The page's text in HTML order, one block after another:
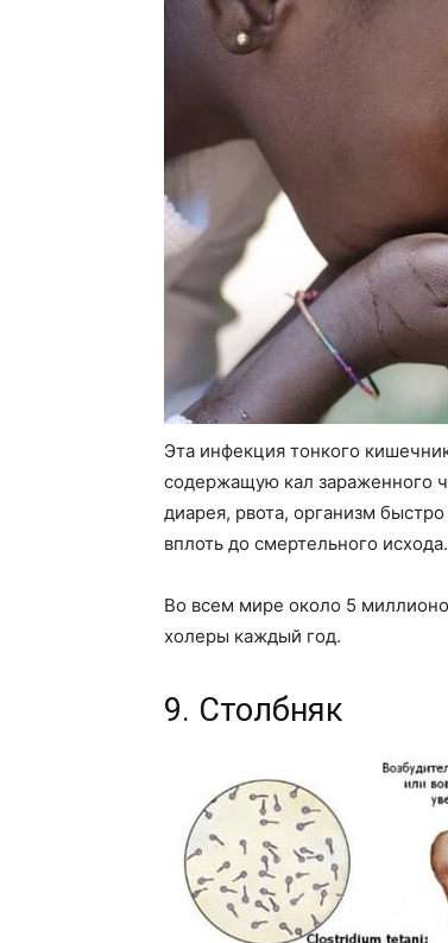
Эта инфекция тонкого
содержащую кал зараженного
диарея, рвота, организм
вплоть до смертельного исхода.
Во всем мире около 5
холеры каждый год.
9. Столбняк